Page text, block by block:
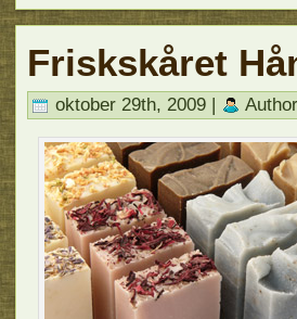
Friskskåret
oktober 29th, 2009 |